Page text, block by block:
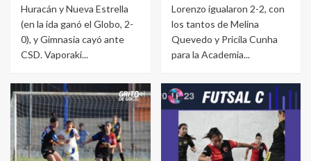
Huracán y Nueva Estrella
(en la ida ganó el Globo, 2-
0), y Gimnasia cayó ante
CSD. Vaporaki...
Lorenzo igualaron 2-2, con
los tantos de Melina
Quevedo y Pricila Cunha
para la Academia...